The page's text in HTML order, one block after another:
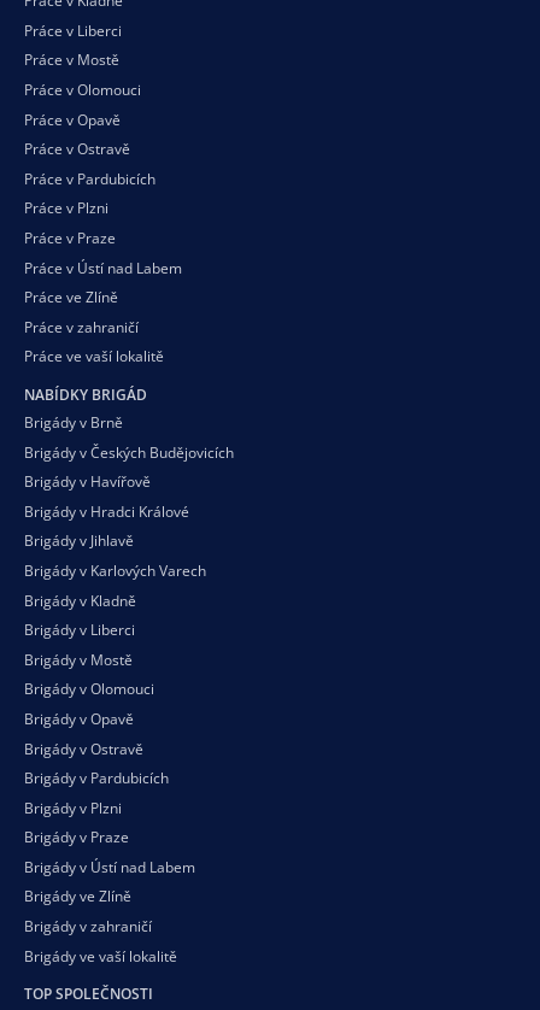
Práce v Liberci
Práce v Mostě
Práce v Olomouci
Práce v Opavě
Práce v Ostravě
Práce v Pardubicích
Práce v Plzni
Práce v Praze
Práce v Ústí nad Labem
Práce ve Zlíně
Práce v zahraničí
Práce ve vaší lokalitě
NABÍDKY BRIGÁD
Brigády v Brně
Brigády v Českých Budějovicích
Brigády v Havířově
Brigády v Hradci Králové
Brigády v Jihlavě
Brigády v Karlových Varech
Brigády v Kladně
Brigády v Liberci
Brigády v Mostě
Brigády v Olomouci
Brigády v Opavě
Brigády v Ostravě
Brigády v Pardubicích
Brigády v Plzni
Brigády v Praze
Brigády v Ústí nad Labem
Brigády ve Zlíně
Brigády v zahraničí
Brigády ve vaší lokalitě
TOP SPOLEČNOSTI